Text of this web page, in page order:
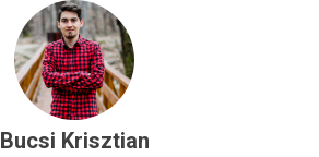
Bucsi Krisztian